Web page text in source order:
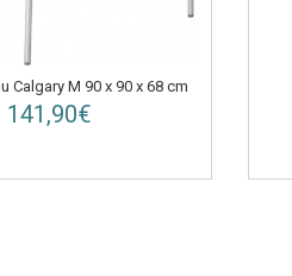
Calgary M 90 x 90 x 68 cm
141,90€